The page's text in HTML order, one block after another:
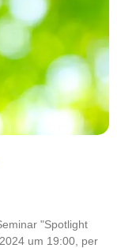
"Spotlight
um 19:00, per